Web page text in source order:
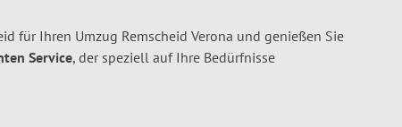
für Ihren Umzug Remscheid Verona und genießen Sie
Service, der speziell auf Ihre Bedürfnisse